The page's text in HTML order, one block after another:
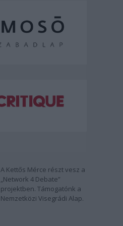
A Kettős Mérce részt vesz a
„Network 4 Debate”
projektben. Támogatónk a
Nemzetközi Visegrádi Alap.